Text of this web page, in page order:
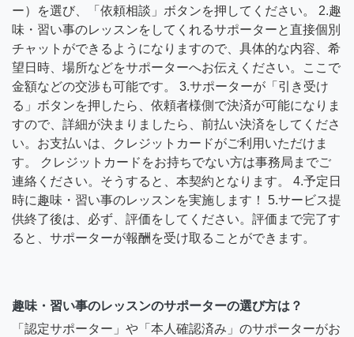
ー）を選び、「依頼相談」ボタンを押してください。 2.趣
味・習い事のレッスンをしてくれるサポーターと直接個別
チャットができるようになりますので、具体的な内容、希
望日時、場所などをサポーターへお伝えください。ここで
金額などの交渉も可能です。 3.サポーターが「引き受け
る」ボタンを押したら、依頼者様側で決済が可能になりま
すので、詳細が決まりましたら、前払い決済をしてくださ
い。お支払いは、クレジットカードがご利用いただけま
す。 クレジットカードをお持ちでない方は事務局までご
連絡ください。そうすると、本契約となります。 4.予定日
時に趣味・習い事のレッスンを実施します！ 5.サービス提
供終了後は、必ず、評価をしてください。評価まで完了す
ると、サポーターが報酬を受け取ることができます。
趣味・習い事のレッスンのサポーターの選び方は？
「認定サポーター」や「本人確認済み」のサポーターがお